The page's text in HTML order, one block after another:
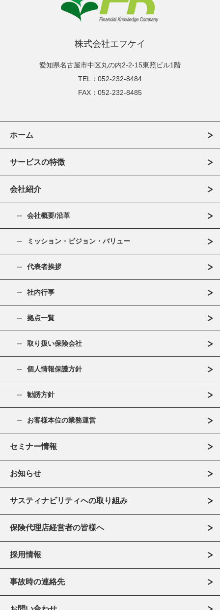
株式会社エフケイ
愛知県名古屋市中区丸の内2-2-15東照ビル1階
TEL：052-232-8484
FAX：052-232-8485
ホーム
サービスの特徴
会社紹介
会社概要/沿革
ミッション・ビジョン・バリュー
代表者挨拶
社内行事
拠点一覧
取り扱い保険会社
個人情報保護方針
勧誘方針
お客様本位の業務運営
セミナー情報
お知らせ
サスティナビリティへの取り組み
保険代理店経営者の皆様へ
採用情報
事故時の連絡先